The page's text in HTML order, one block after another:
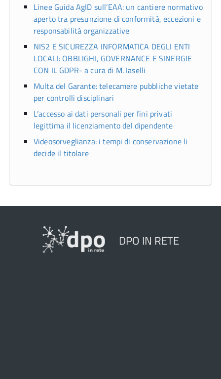
Linee Guida AgID sull’EAA: un cantiere normativo
aperto tra presunzione di conformità, eccezioni e
responsabilità organizzative
NIS2 E SICUREZZA INFORMATICA DEGLI ENTI
LOCALI: OBBLIGHI, GOVERNANCE E SINERGIE
CON IL GDPR- a cura di M. Iaselli
Multa del Garante: telecamere pubbliche vietate
per controlli disciplinari
L’accesso ai dati personali per fini privati
legittima il licenziamento del dipendente
Videosorveglianza: i tempi di conservazione li
decide il titolare
DPO IN RETE